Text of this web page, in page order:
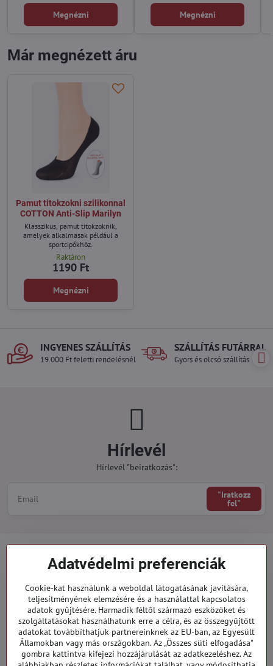
Megnézni Megnézni
Már megnézett áru
Pamut titokzokni szilikonnal
COTTON Anti-Slip Marilyn
Klasszikus, pamut titokzoknik,
amelyek alkalmasak például a
sportcipőkhöz.
Raktáron
1190 Ft
Megnézni
INGYENES SZÁLLÍTÁS
19.000 Ft feletti rendelésnél
SZÁLLÍTÁS FUTÁRRAL
Gyors és olcsó szállítás
Hírlevél
Hírlevél "beiratkozás":
"Iratkozz
fel"
Minden a vásárlásról
Megrendelések
Kategóriák
919 060 751
Hétfő - Péntek: 09:00 - 15:00 hod.
Adatvédelmi preferenciák
Cookie-kat használunk a weboldal látogatásának javítására,
teljesítményének elemzésére és a használattal kapcsolatos
adatok gyűjtésére. Harmadik féltől származó eszközöket és
szolgáltatásokat használhatunk erre a célra, és az összegyűjtött
adatokat továbbíthatjuk partnereinknek az EU-ban, az Egyesült
Államokban vagy más országokban. Az „Összes süti elfogadása"
gombra kattintva kifejezi hozzájárulását az adatkezeléshez. Az